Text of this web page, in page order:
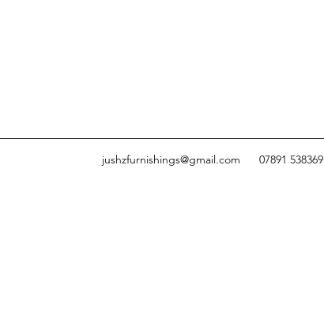
jushzfurnishings@gmail.com 07891 538369